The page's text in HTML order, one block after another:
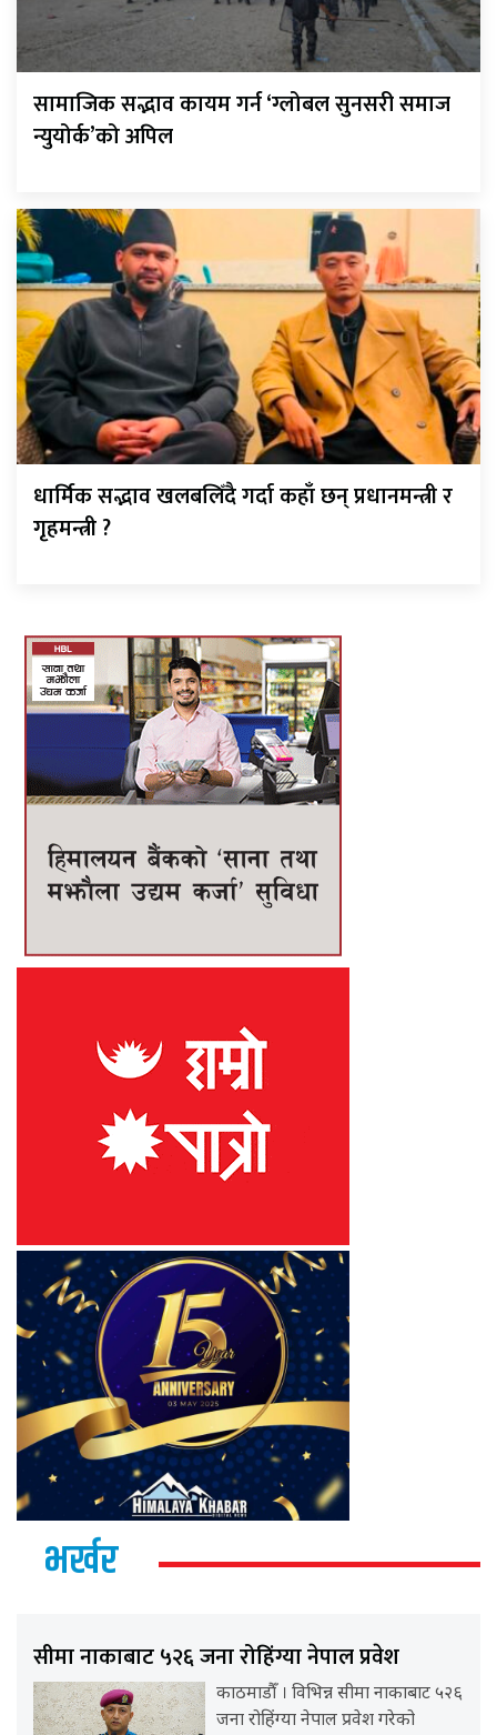
सामाजिक सद्भाव कायम गर्न ‘ग्लोबल सुनसरी समाज
न्युयोर्क’को अपिल
धार्मिक सद्भाव खलबलिँदै गर्दा कहाँ छन् प्रधानमन्त्री र
गृहमन्त्री ?
भर्खर
सीमा नाकाबाट ५२६ जना रोहिंग्या नेपाल प्रवेश
काठमाडौँ । विभिन्न सीमा नाकाबाट ५२६
जना रोहिंग्या नेपाल प्रवेश गरेको